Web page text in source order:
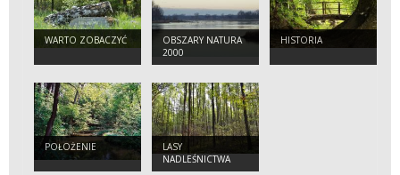
WARTO ZOBACZYĆ
OBSZARY NATURA
2000
HISTORIA
POŁOŻENIE
LASY
NADLEŚNICTWA